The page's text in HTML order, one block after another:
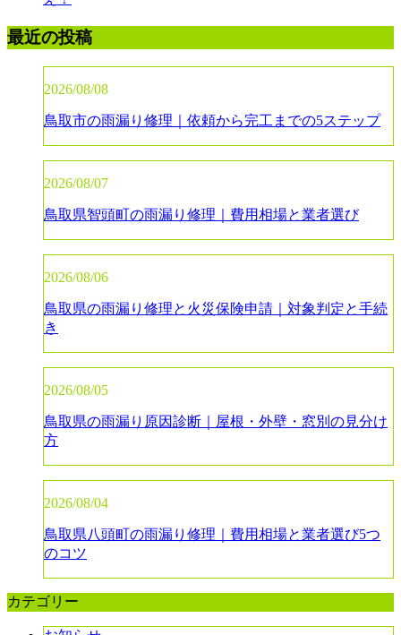
最近の投稿
2026/08/08
鳥取市の雨漏り修理｜依頼から完工までの5ステップ
2026/08/07
鳥取県智頭町の雨漏り修理｜費用相場と業者選び
2026/08/06
鳥取県の雨漏り修理と火災保険申請｜対象判定と手続
き
2026/08/05
鳥取県の雨漏り原因診断｜屋根・外壁・窓別の見分け
方
2026/08/04
鳥取県八頭町の雨漏り修理｜費用相場と業者選び5つ
のコツ
カテゴリー